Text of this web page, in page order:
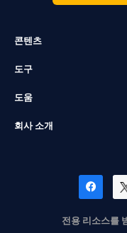
콘텐츠
도구
도움
회사 소개
전용 리소스를